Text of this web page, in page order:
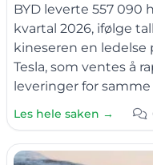
BYD leverte 557 090
kvartal 2026, ifølge
kineseren en ledelse
Tesla, som ventes å
leveringer for
Les hele saken →